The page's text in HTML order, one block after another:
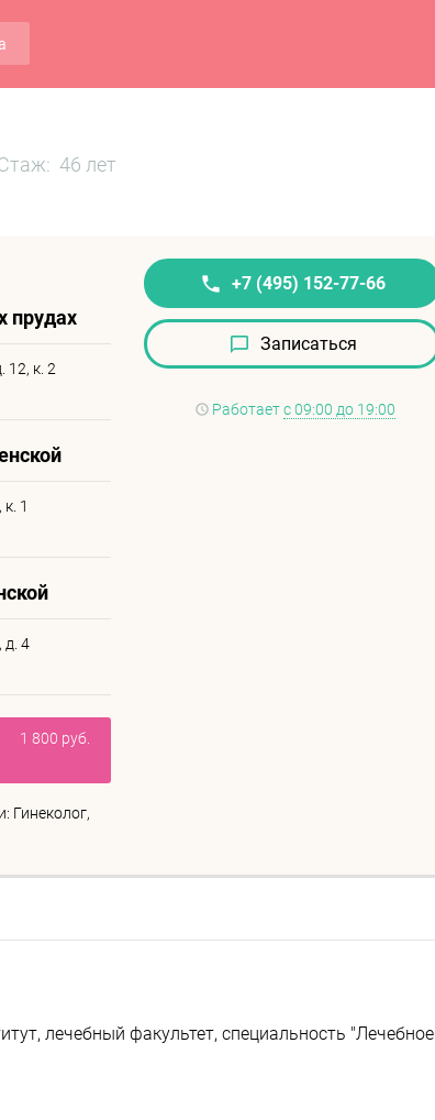
46 лет
прудах
12, к. 2
1
д. 4
1 800 руб.
Гинеколог,
+7 (495) 152-77-66
Записаться
Работаетс 09:00 до 19:00
лечебный факультет, специальность "Лечебное